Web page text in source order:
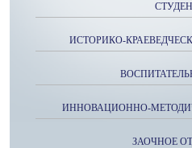
ИСТОРИКО-
ИННОВАЦИОННО-
ЗАОЧНОЕ